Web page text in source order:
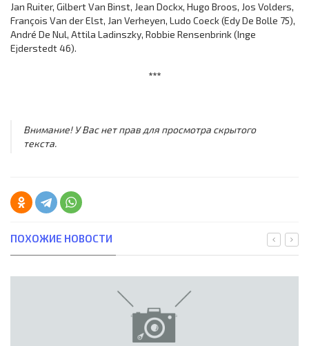
Jan Ruiter, Gilbert Van Binst, Jean Dockx, Hugo Broos, Jos Volders,
François Van der Elst, Jan Verheyen, Ludo Coeck (Edy De Bolle 75),
André De Nul, Attila Ladinszky, Robbie Rensenbrink (Inge
Ejderstedt 46).
***
Внимание! У Вас нет прав для просмотра скрытого
текста.
ПОХОЖИЕ НОВОСТИ